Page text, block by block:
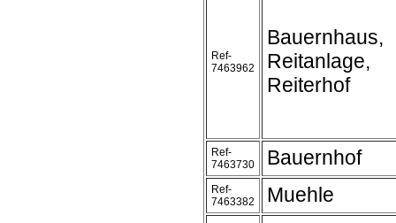
Ref-
7463962
Bauernhaus,
Reitanlage,
Reiterhof
Ref-
7463730
Bauernhof
Ref-
7463382
Muehle